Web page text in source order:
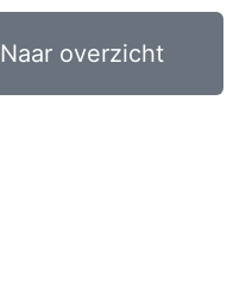
Naar overzicht
0,00 0